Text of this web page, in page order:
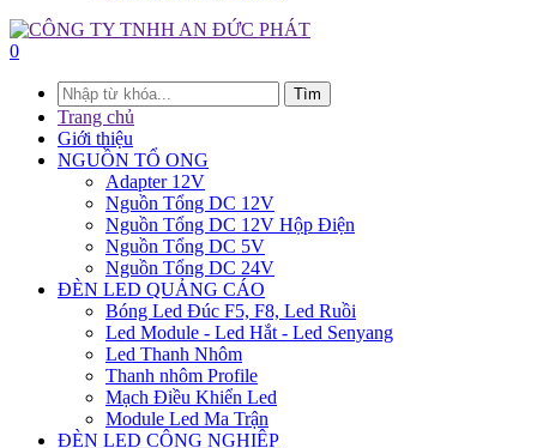
0
Tìm
Trang chủ
Giới thiệu
NGUỒN TỔ ONG
Adapter 12V
Nguồn Tổng DC 12V
Nguồn Tổng DC 12V Hộp Điện
Nguồn Tổng DC 5V
Nguồn Tổng DC 24V
ĐÈN LED QUẢNG CÁO
Bóng Led Đúc F5, F8, Led Ruồi
Led Module - Led Hắt - Led Senyang
Led Thanh Nhôm
Thanh nhôm Profile
Mạch Điều Khiển Led
Module Led Ma Trận
ĐÈN LED CÔNG NGHIỆP